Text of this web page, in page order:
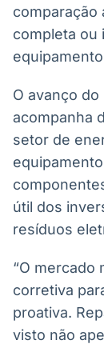
comparação
completa ou
O avanço
acompanha
setor de
útil dos
resíduos
“O mercado
corretiva
proativa.
visto não